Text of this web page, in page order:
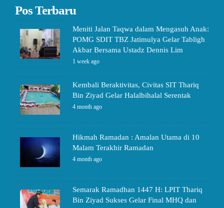
Pos Terbaru
Meniti Jalan Taqwa dalam Mengasuh Anak:
POMG SDIT TBZ Jatimulya Gelar Tabligh
Akbar Bersama Ustadz Dennis Lim
1 week ago
Kembali Beraktivitas, Civitas SIT Thariq
Bin Ziyad Gelar Halalbihalal Serentak
4 month ago
Hikmah Ramadan : Amalan Utama di 10
Malam Terakhir Ramadan
4 month ago
Semarak Ramadhan 1447 H: LPIT Thariq
Bin Ziyad Sukses Gelar Final MHQ dan